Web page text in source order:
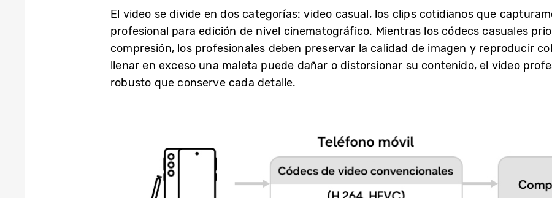
El video se divide en dos categorías: video casual, los clips cotidianos que
profesional para edición de nivel cinematográfico. Mientras los códecs casuales
compresión, los profesionales deben preservar la calidad de imagen y reproducir
llenar en exceso una maleta puede dañar o distorsionar su contenido, el video
robusto que conserve cada detalle.